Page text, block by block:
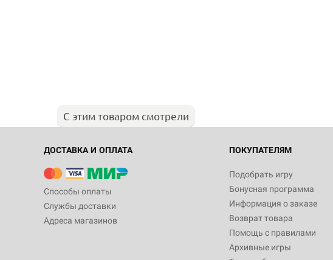
С этим товаром смотрели
ДОСТАВКА И ОПЛАТА
Способы оплаты
Службы доставки
Адреса магазинов
ПОКУПАТЕЛЯМ
Подобрать игру
Бонусная программа
Информация о заказе
Возврат товара
Помощь с правилами
Архивные игры